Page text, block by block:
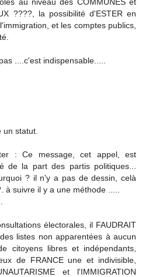
????, la possibilité d'ESTER en
et les comptes publics,
....c'est indispensable.....
statut.
: Ce message, cet appel, est
de la part des partis politiques...
? il n'y a pas de dessin, celà
à suivre il y a une méthode .....
électorales, il FAUDRAIT
listes non apparentées à aucun
citoyens libres et indépendants,
de FRANCE une et indivisible,
et l'IMMIGRATION